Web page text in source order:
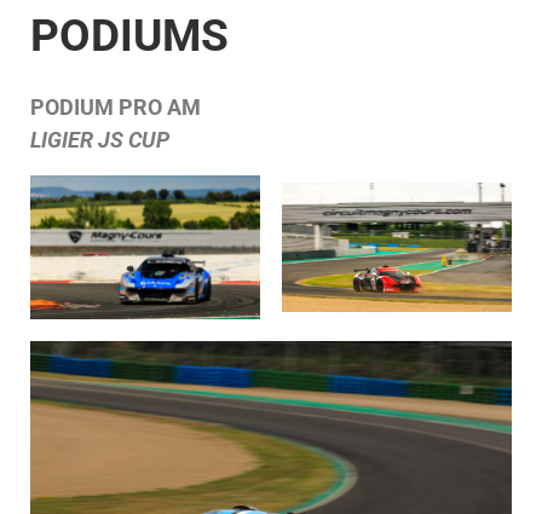
PODIUMS
PODIUM PRO AM
LIGIER JS CUP